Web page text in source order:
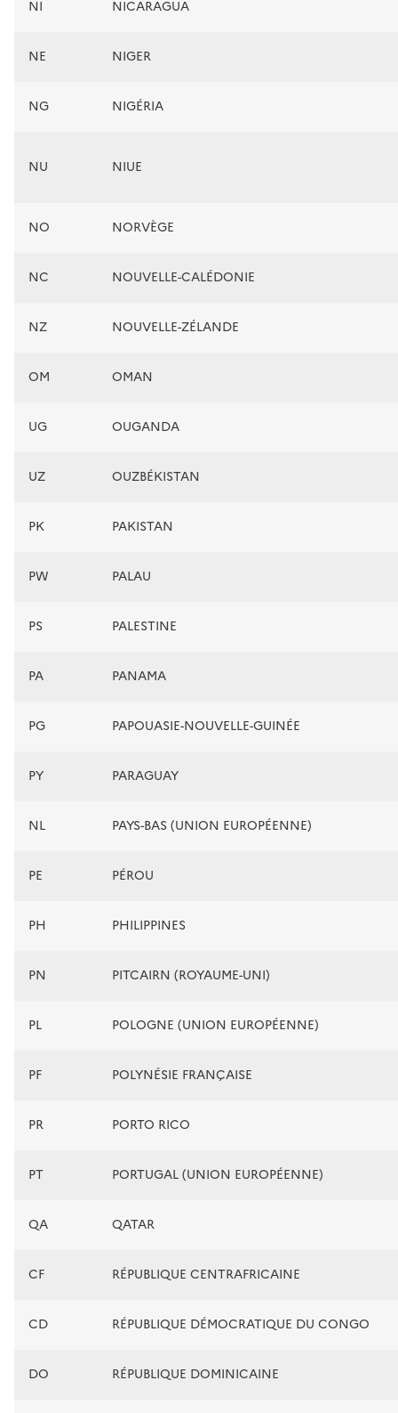
NI NICARAGUA
NE NIGER
NG NIGÉRIA
NU NIUE
NO NORVÈGE
NC NOUVELLE-CALÉDONIE
NZ NOUVELLE-ZÉLANDE
OM OMAN
UG OUGANDA
UZ OUZBÉKISTAN
PK PAKISTAN
PW PALAU
PS PALESTINE
PA PANAMA
PG PAPOUASIE-NOUVELLE-GUINÉE
PY PARAGUAY
NL PAYS-BAS (UNION EUROPÉENNE)
PE PÉROU
PH PHILIPPINES
PN PITCAIRN (ROYAUME-UNI)
PL POLOGNE (UNION EUROPÉENNE)
PF POLYNÉSIE FRANÇAISE
PR PORTO RICO
PT PORTUGAL (UNION EUROPÉENNE)
QA QATAR
CF RÉPUBLIQUE CENTRAFRICAINE
CD RÉPUBLIQUE DÉMOCRATIQUE DU CONGO
DO RÉPUBLIQUE DOMINICAINE